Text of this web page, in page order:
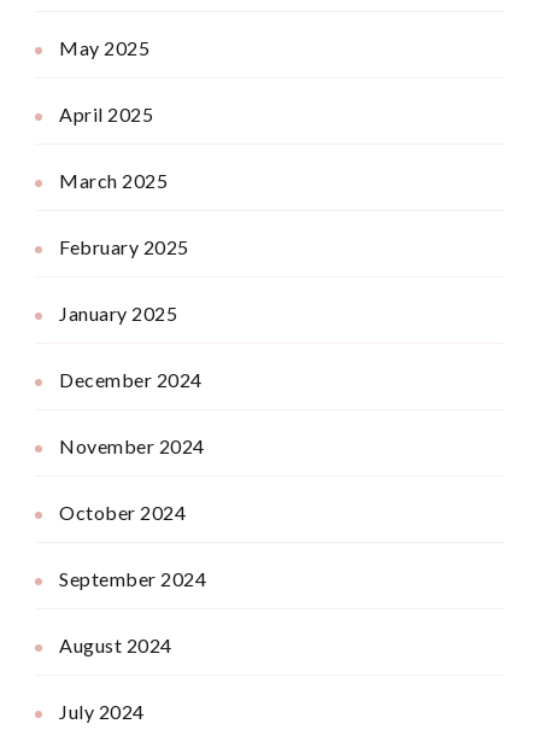
May 2025
April 2025
March 2025
February 2025
January 2025
December 2024
November 2024
October 2024
September 2024
August 2024
July 2024